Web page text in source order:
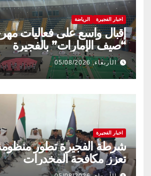
اخبار الفجيرة الرياضة
إقبال واسع على فعاليات
“صيف الإمارات” بالفجيرة
الأربعاء, 05/08/2026
اخبار الفجيرة
شرطة الفجيرة تطور
تعزز مكافحة المخدرات